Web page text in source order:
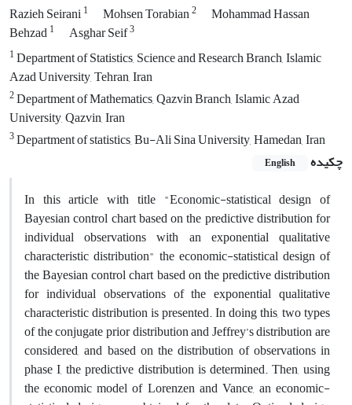
Razieh Seirani1 Mohsen Torabian2
Mohammad Hassan
Behzad1 Asghar Seif3
1Department of Statistics, Science and Research Branch, Islamic
Azad University, Tehran, Iran
2Department of Mathematics, Qazvin Branch, Islamic Azad
University, Qazvin, Iran
3Department of statistics, Bu-Ali Sina University, Hamedan, Iran
چکیده
English
In this article with title "Economic-statistical design of
Bayesian control chart based on the predictive distribution for
individual observations with an exponential qualitative
characteristic distribution" the economic-statistical design of
the Bayesian control chart based on the predictive distribution
for individual observations of the exponential qualitative
characteristic distribution is presented. In doing this, two types
of the conjugate prior distribution and Jeffrey’s distribution are
considered, and based on the distribution of observations in
phase I, the predictive distribution is determined. Then, using
the economic model of Lorenzen and Vance, an economic-